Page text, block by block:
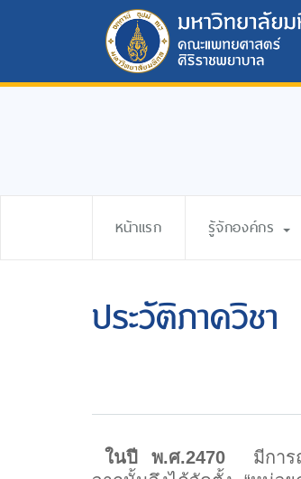
หน้าแรก รู้จักองค์กร
ประวัติภาควิชา
ในปี พ.ศ.2470 มีการถ่